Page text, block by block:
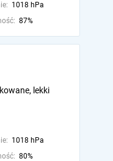
1018 hPa
87%
lekki
1018 hPa
80%